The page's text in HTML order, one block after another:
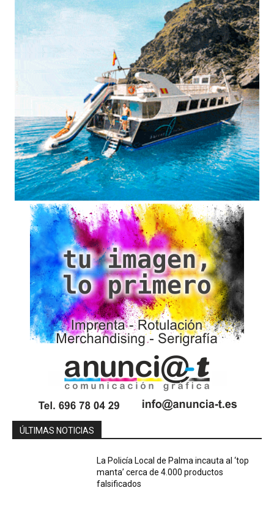
ÚLTIMAS NOTICIAS
La Policía Local de Palma incauta al ‘top
manta’ cerca de 4.000 productos
falsificados